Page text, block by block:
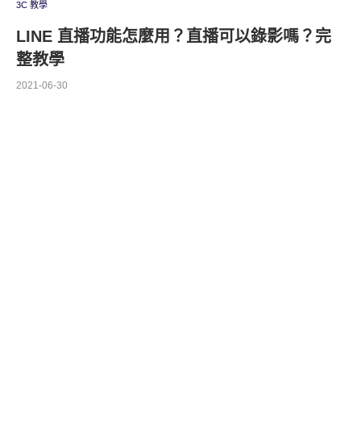
3C 教學
LINE 直播功能怎麼用？直播可以錄影嗎？完
整教學
2021-06-30